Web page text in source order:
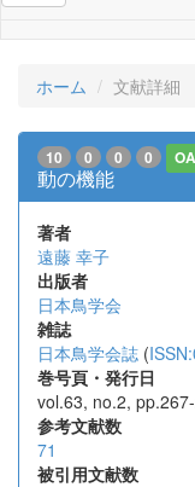
ホーム 文献詳細
10 0 0 0 OA
動の機能
著者
遠藤 幸子
出版者
日本鳥学会
雑誌
日本鳥学会誌 (
巻号頁・発行日
vol.63, no.2,
参考文献数
71
被引用文献数